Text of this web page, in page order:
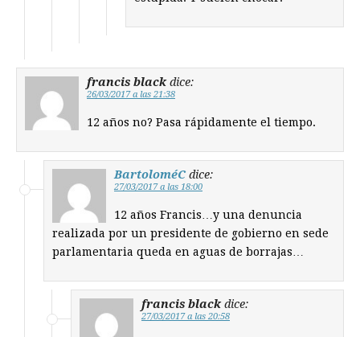
francis black dice:
26/03/2017 a las 21:38
12 años no? Pasa rápidamente el tiempo.
BartoloméC dice:
27/03/2017 a las 18:00
12 años Francis…y una denuncia
realizada por un presidente de gobierno en sede
parlamentaria queda en aguas de borrajas…
francis black dice:
27/03/2017 a las 20:58